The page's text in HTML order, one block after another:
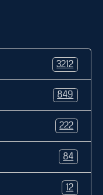
3212
849
222
84
12